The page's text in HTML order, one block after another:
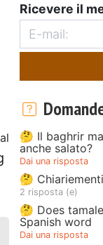
Ricevere il
🤔 Il baghrir
anche salato?
Dai una risposta
🤔
2 risposta (e)
🤔 Does
Spanish word
Dai una risposta